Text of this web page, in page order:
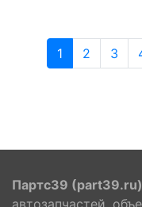
1 2 3
Партс39 (part39.ru)
автозапчастей,